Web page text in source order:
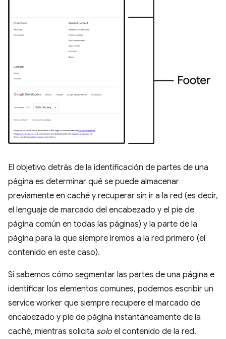
El objetivo detrás de la identificación de partes de una
página es determinar qué se puede almacenar
previamente en caché y recuperar sin ir a la red (es decir,
el lenguaje de marcado del encabezado y el pie de
página común en todas las páginas) y la parte de la
página para la que siempre iremos a la red primero (el
contenido en este caso).
Si sabemos cómo segmentar las partes de una página e
identificar los elementos comunes, podemos escribir un
service worker que siempre recupere el marcado de
encabezado y pie de página instantáneamente de la
caché, mientras solicita solo el contenido de la red.